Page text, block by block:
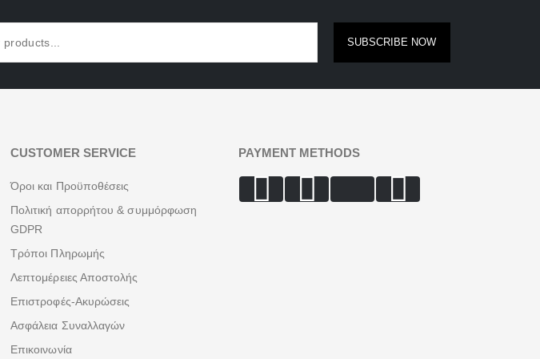
SUBSCRIBE NOW
CUSTOMER SERVICE
Όροι και Προϋποθέσεις
Πολιτική απορρήτου & συμμόρφωση
GDPR
Τρόποι Πληρωμής
Λεπτομέρειες Αποστολής
Επιστροφές-Ακυρώσεις
Ασφάλεια Συναλλαγών
Επικοινωνία
PAYMENT METHODS